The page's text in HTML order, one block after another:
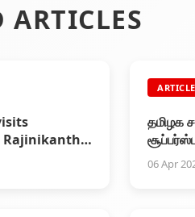
ARTICLES
Rajinikanth
ARTICLE
தமிழக
06 Apr